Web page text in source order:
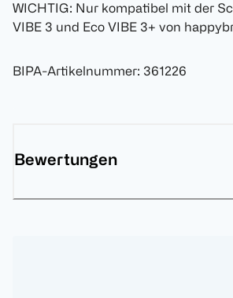
WICHTIG: Nur kompatibel mit der
VIBE 3 und Eco VIBE 3+ von
BIPA-Artikelnummer: 361226
Bewertungen